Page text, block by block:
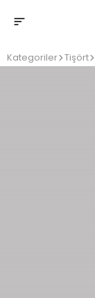
Kategoriler Tişört